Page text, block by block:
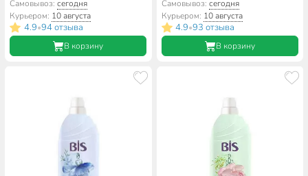
Чувственная роза
Самовывоз:сегодня
Курьером: 10 августа
4.9•94 отзыва
В корзину
Самовывоз: сегодня
Курьером: 10 августа
4.9•93 отзыва
В корзину